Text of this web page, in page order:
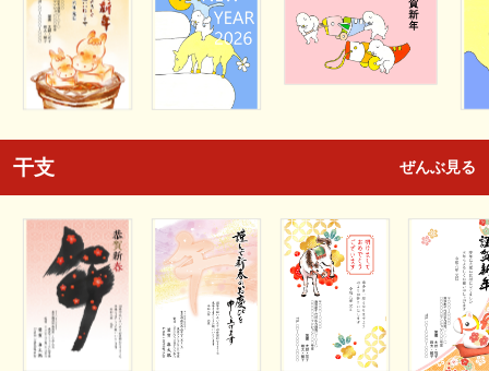
干支 ぜんぶ見る